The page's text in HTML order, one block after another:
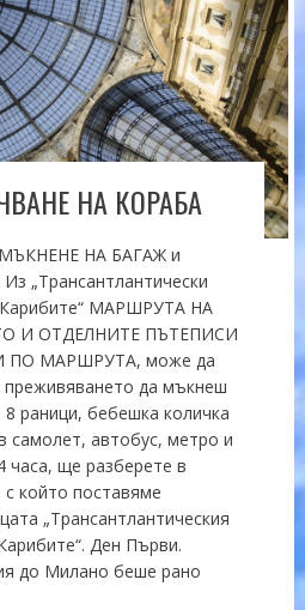
НА КОРАБА
НА БАГАЖ и
„Трансантлантически
Карибите“ МАРШРУТА НА
И ОТДЕЛНИТЕ ПЪТЕПИСИ
ПО МАРШРУТА, може да
да мъкнеш
раници, бебешка количка
самолет, автобус, метро и
часа, ще разберете в
който поставяме
„Трансантлантическия
Ден Първи.
до Милано беше рано